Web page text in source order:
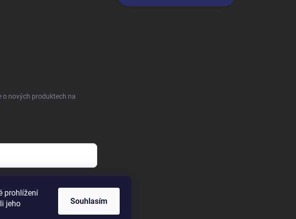
prohlížení
jeho
Souhlasím
o nových produktech na